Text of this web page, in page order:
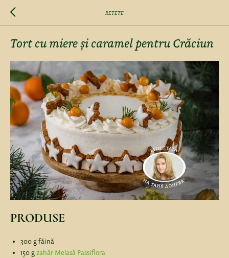
RETETE
Tort cu miere și caramel pentru Crăciun
PRODUSE
300 g făină
150 gzahăr Melasă Passiflora